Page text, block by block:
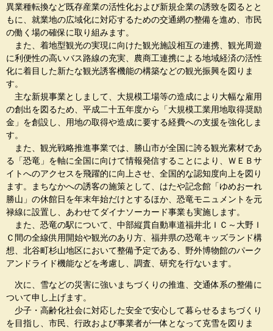
異業種転換など既存産業の活性化および新規企業の誘致を図るとと
もに、就業地の広域化に対応するための交通網の整備を進め、市民
の働く場の確保に取り組みます。
また、着地型観光の実現に向けた観光施設相互の連携、観光周遊
に利便性の高いバス路線の充実、農商工連携による地域経済の活性
化に着目した新たな観光誘客機能の構築などの観光振興を図りま
す。
主な新規事業としまして、大規模工場等の造成により大幅な雇用
の創出を図るため、平成二十五年度から「大規模工業用地取得奨励
金」を創設し、用地の取得や造成に要する経費への支援を強化しま
す。
また、観光戦略推進事業では、勝山市が全国に誇る観光素材であ
る「恐竜」を軸に全国に向けて情報発信することにより、ＷＥＢサ
イトへのアクセスを飛躍的に向上させ、全国的な認知度向上を図り
ます。まちなかへの誘客の施策として、はたや記念館「ゆめおーれ
勝山」の休館日を年末年始だけとするほか、恐竜モニュメントを元
禄線に設置し、あわせてダイナソーカード事業も実施します。
また、恐竜の駅について、中部縦貫自動車道福井北ＩＣ～大野Ｉ
Ｃ間の全線供用開始や観光のあり方、福井県の恐竜キッズランド構
想、北谷町杉山地区において整備予定である、野外博物館のパーク
アンドライド機能などを考慮し、調査、研究を行ないます。
次に、雪などの災害に強いまちづくりの推進、交通体系の整備に
ついて申し上げます。
少子・高齢化社会に対応した安全で安心して暮らせるまちづくり
を目指し、市民、行政および事業者が一体となって克雪を図りま